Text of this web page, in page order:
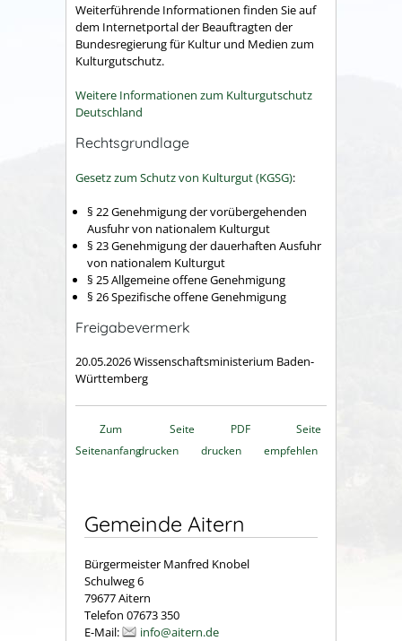
Weiterführende Informationen finden Sie auf
dem Internetportal der Beauftragten der
Bundesregierung für Kultur und Medien zum
Kulturgutschutz.
Weitere Informationen zum Kulturgutschutz
Deutschland
Rechtsgrundlage
Gesetz zum Schutz von Kulturgut(KGSG):
§ 22 Genehmigung der vorübergehenden
Ausfuhr von nationalem Kulturgut
§ 23 Genehmigung der dauerhaften Ausfuhr
von nationalem Kulturgut
§ 25 Allgemeine offene Genehmigung
§ 26 Spezifische offene Genehmigung
Freigabevermerk
20.05.2026 Wissenschaftsministerium Baden-
Württemberg
Zum
Seitenanfang
Seite
drucken
PDF
drucken
Seite
empfehlen
Gemeinde Aitern
Bürgermeister Manfred Knobel
Schulweg 6
79677 Aitern
Telefon 07673 350
E-Mail:
info@aitern.de